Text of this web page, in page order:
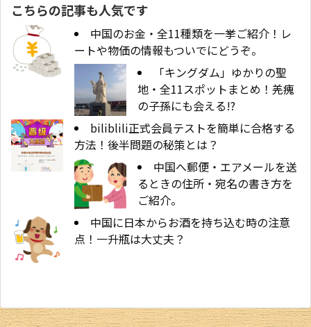
こちらの記事も人気です
中国のお金・全11種類を一挙ご紹介！レ
ートや物価の情報もついでにどうぞ。
「キングダム」ゆかりの聖
地・全11スポットまとめ！羌瘣
の子孫にも会える!?
biliblili正式会員テストを簡単に合格する
方法！後半問題の秘策とは？
中国へ郵便・エアメールを送
るときの住所・宛名の書き方を
ご紹介。
中国に日本からお酒を持ち込む時の注意
点！一升瓶は大丈夫？